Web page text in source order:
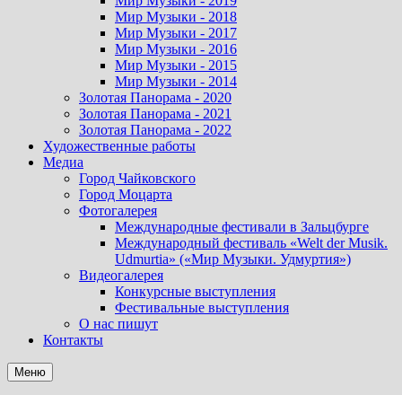
Мир Музыки - 2018
Мир Музыки - 2017
Мир Музыки - 2016
Мир Музыки - 2015
Мир Музыки - 2014
Золотая Панорама - 2020
Золотая Панорама - 2021
Золотая Панорама - 2022
Художественные работы
Медиа
Город Чайковского
Город Моцарта
Фотогалерея
Международные фестивали в Зальцбурге
Международный фестиваль «Welt der Musik.
Udmurtia» («Мир Музыки. Удмуртия»)
Видеогалерея
Конкурсные выступления
Фестивальные выступления
О нас пишут
Контакты
Меню